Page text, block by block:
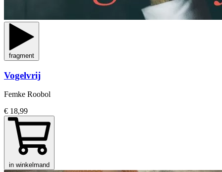
fragment
Vogelvrij
Femke Roobol
€ 18,99
in winkelmand